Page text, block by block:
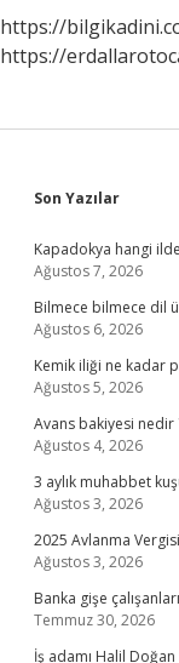
https://
https://
Sidebar
Son Yazılar
Kapadokya hangi
Ağustos 7, 2026
Bilmece bilmece dil
Ağustos 6, 2026
Kemik iliği ne kadar
Ağustos 5, 2026
Avans bakiyesi nedir
Ağustos 4, 2026
3 aylık muhabbet
Ağustos 3, 2026
2025 Avlanma
Ağustos 3, 2026
Banka gişe
Temmuz 30, 2026
İş adamı Halil